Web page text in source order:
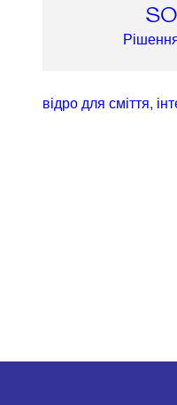
відро для сміття,